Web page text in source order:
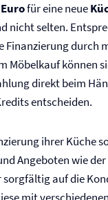
für eine neue
nicht selten.
Finanzierung durch
Möbelkauf können
direkt beim
entscheiden.
ihrer Küche
Angeboten wie
sorgfältig auf die